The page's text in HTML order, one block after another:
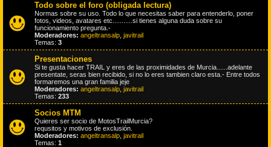
Todo sobre el foro (obligada lectura)
Normas sobre su uso. Todo lo que necesitas saber para entenderlo, poner
fotos, videos, avatares etc...........si tienes alguna duda sobre su
funcionamiento pregunta.-
Moderadores: angeltransalp javitrail
Temas: 3
Presentaciones
Si te gusta hacer TRAIL y eres de las proximidades de Murcia......adelante
presentate, seras bien recibido, si no lo eres tambien claro esta.- Entre todos
formaremos una gran familia jeje
Moderadores: angeltransalp javitrail
Temas: 233
Socios MTM
Quieres ser socio de MotosTrailMurcia?
requsitos y motivos de exclusión.
Moderadores: angeltransalp javitrail
Temas: 1